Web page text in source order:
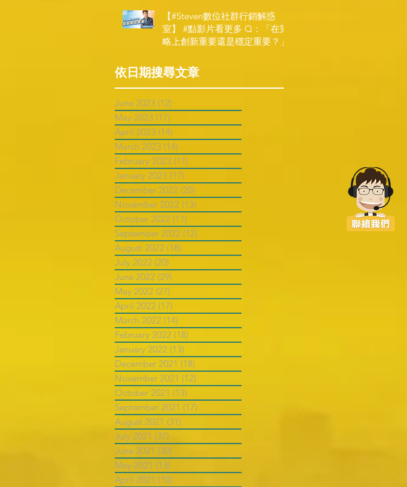
【#Steven數位社群行銷解惑
室】 #點影片看更多​ Q：「在策
略上創新重要還是穩定重要？」
依日期搜尋文章
June 2023 (12)
May 2023 (17)
April 2023 (14)
March 2023 (14)
February 2023 (11)
January 2023 (17)
December 2022 (20)
November 2022 (13)
October 2022 (11)
September 2022 (12)
August 2022 (18)
July 2022 (20)
June 2022 (29)
May 2022 (27)
April 2022 (17)
March 2022 (14)
February 2022 (18)
January 2022 (13)
December 2021 (18)
November 2021 (12)
October 2021 (13)
September 2021 (17)
August 2021 (31)
July 2021 (37)
June 2021 (30)
May 2021 (13)
April 2021 (10)